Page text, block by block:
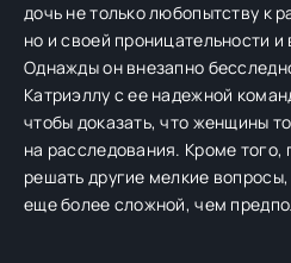
дочь не только любопытству к
но и своей проницательности
Однажды он внезапно
Катриэллу с ее надежной
чтобы доказать, что женщины
на расследования. Кроме того,
решать другие мелкие
еще более сложной, чем